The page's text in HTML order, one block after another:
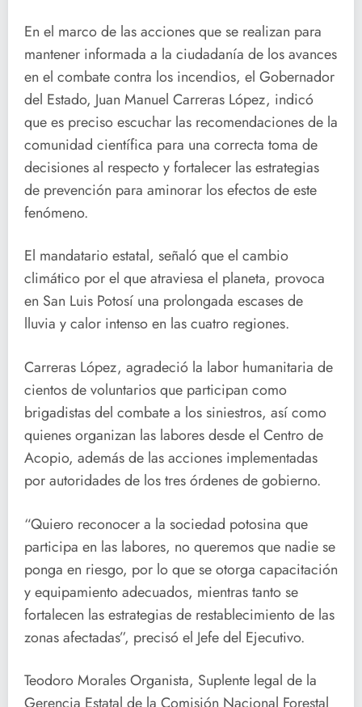
En el marco de las acciones que se realizan para
mantener informada a la ciudadanía de los avances
en el combate contra los incendios, el Gobernador
del Estado, Juan Manuel Carreras López, indicó
que es preciso escuchar las recomendaciones de la
comunidad científica para una correcta toma de
decisiones al respecto y fortalecer las estrategias
de prevención para aminorar los efectos de este
fenómeno.
El mandatario estatal, señaló que el cambio
climático por el que atraviesa el planeta, provoca
en San Luis Potosí una prolongada escases de
lluvia y calor intenso en las cuatro regiones.
Carreras López, agradeció la labor humanitaria de
cientos de voluntarios que participan como
brigadistas del combate a los siniestros, así como
quienes organizan las labores desde el Centro de
Acopio, además de las acciones implementadas
por autoridades de los tres órdenes de gobierno.
“Quiero reconocer a la sociedad potosina que
participa en las labores, no queremos que nadie se
ponga en riesgo, por lo que se otorga capacitación
y equipamiento adecuados, mientras tanto se
fortalecen las estrategias de restablecimiento de las
zonas afectadas”, precisó el Jefe del Ejecutivo.
Teodoro Morales Organista, Suplente legal de la